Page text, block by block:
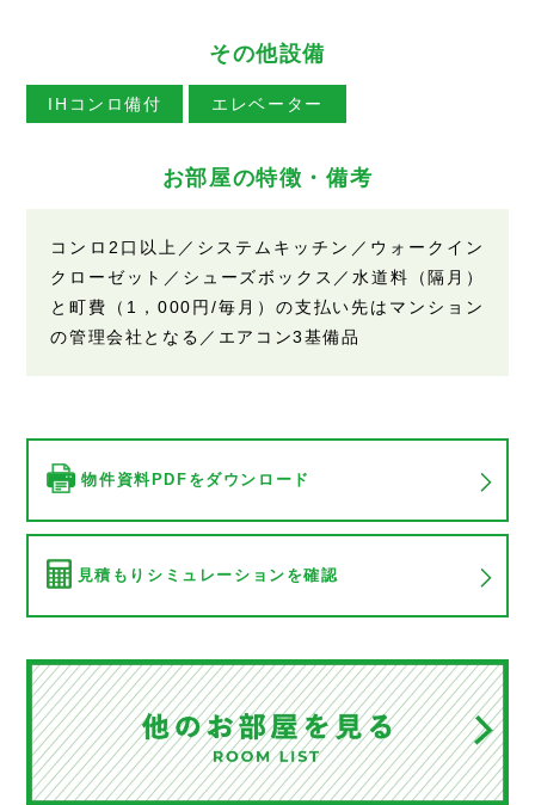
その他設備
IHコンロ備付 エレベーター
お部屋の特徴・備考
コンロ2口以上／システムキッチン／ウォークイン
クローゼット／シューズボックス／水道料（隔月）
と町費（1，000円/毎月）の支払い先はマンション
の管理会社となる／エアコン3基備品
物件資料PDFをダウンロード
見積もりシミュレーションを確認